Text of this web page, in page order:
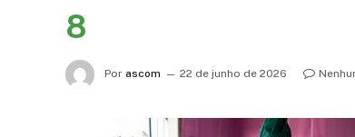
8
Por ascom 22 de junho de 2026